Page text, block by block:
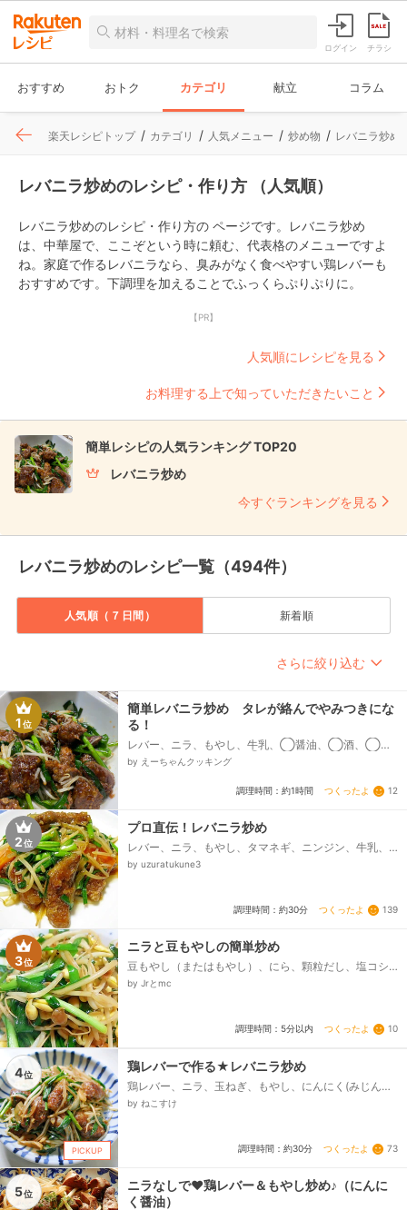
ログイン チラシ
おすすめ おトク カテゴリ 献立 コラム
楽天レシピトップ カテゴリ 人気メニュー 炒め物 レバニラ炒め
レバニラ炒めのレシピ・作り方 （人気順）
レバニラ炒めのレシピ・作り方の ページです。レバニラ炒め
は、中華屋で、ここぞという時に頼む、代表格のメニューですよ
ね。家庭で作るレバニラなら、臭みがなく食べやすい鶏レバーも
おすすめです。下調理を加えることでふっくらぷりぷりに。
【PR】
人気順にレシピを見る
お料理する上で知っていただきたいこと
簡単レシピの人気ランキング TOP20
レバニラ炒め
今すぐランキングを見る
レバニラ炒めのレシピ一覧（494件）
人気順（７日間） 新着順
さらに絞り込む
1位
簡単レバニラ炒め タレが絡んでやみつきにな
る！
レバー、ニラ、もやし、牛乳、◯醤油、◯酒、◯に
んにく（すりおろし）、◯しょうが（ネリチュー
イスターソース、△砂糖、片栗粉、ゴマ油...
by えーちゃんクッキング
調理時間：約1時間 つくったよ 12
2位
プロ直伝！レバニラ炒め
レバー、ニラ、もやし、タマネギ、ニンジン、牛乳、
塩・こしょう、サラダ油、片栗粉、しょうが、ニンニ
by uzuratukune3
調理時間：約30分 つくったよ 139
3位
ニラと豆もやしの簡単炒め
豆もやし（またはもやし）、にら、顆粒だし、塩コシ
ョウ、醤油、油
by Jrとmc
調理時間：5分以内 つくったよ 10
4位
PICKUP
鶏レバーで作る★レバニラ炒め
鶏レバー、ニラ、玉ねぎ、もやし、にんにく(みじん切
り）、しょうが(みじん切り）、塩こしょう(鶏レバー下
by ねこすけ
調理時間：約30分 つくったよ 73
5位
ニラなしで❤鶏レバー＆もやし炒め♪（にんに
く醤油）